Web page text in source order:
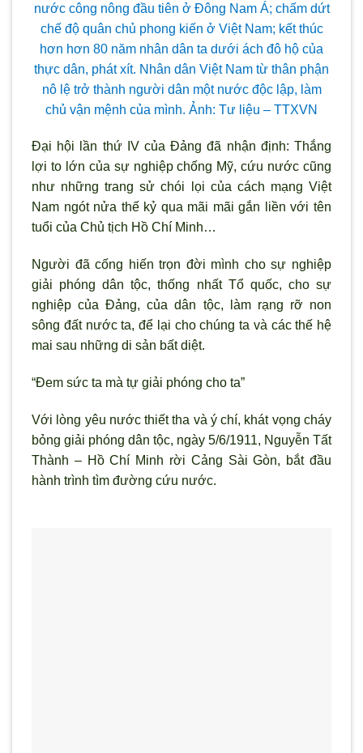
nước công nông đầu tiên ở Đông Nam Á; chấm dứt
chế độ quân chủ phong kiến ở Việt Nam; kết thúc
hơn hơn 80 năm nhân dân ta dưới ách đô hộ của
thực dân, phát xít. Nhân dân Việt Nam từ thân phận
nô lệ trở thành người dân một nước độc lập, làm
chủ vận mệnh của mình. Ảnh: Tư liệu – TTXVN
Đại hội lần thứ IV của Đảng đã nhận định: Thắng
lợi to lớn của sự nghiệp chống Mỹ, cứu nước cũng
như những trang sử chói lọi của cách mạng Việt
Nam ngót nửa thế kỷ qua mãi mãi gắn liền với tên
tuổi của Chủ tịch Hồ Chí Minh…
Người đã cống hiến trọn đời mình cho sự nghiệp
giải phóng dân tộc, thống nhất Tổ quốc, cho sự
nghiệp của Đảng, của dân tộc, làm rạng rỡ non
sông đất nước ta, để lại cho chúng ta và các thế hệ
mai sau những di sản bất diệt.
“Đem sức ta mà tự giải phóng cho ta”
Với lòng yêu nước thiết tha và ý chí, khát vọng cháy
bỏng giải phóng dân tộc, ngày 5/6/1911, Nguyễn Tất
Thành – Hồ Chí Minh rời Cảng Sài Gòn, bắt đầu
hành trình tìm đường cứu nước.